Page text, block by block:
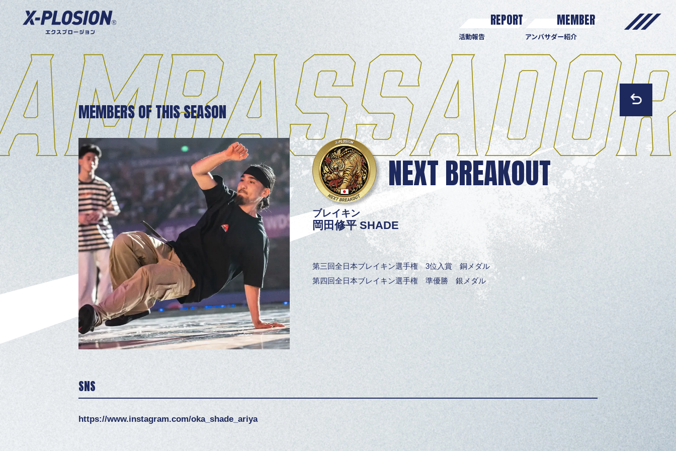
REPORT
活動報告
MEMBER
アンバサダー紹介
MEMBERS OF THIS SEASON
NEXT BREAKOUT
ブレイキン
岡田修平 SHADE
第三回全日本ブレイキン選手権 3位入賞 銅メダル
第四回全日本ブレイキン選手権 準優勝 銀メダル
SNS
https://www.instagram.com/oka_shade_ariya